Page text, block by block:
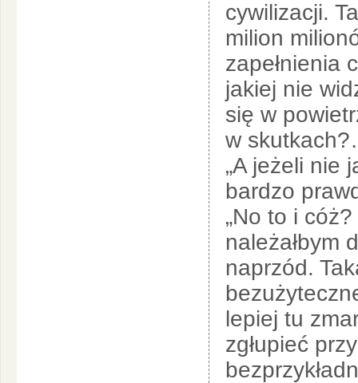
cywilizacji.
milion
zapełnienia
jakiej nie
się w
w
„A jeżeli nie
bardzo
„No to i
należałbym
naprzód.
lepiej tu
zgłupieć